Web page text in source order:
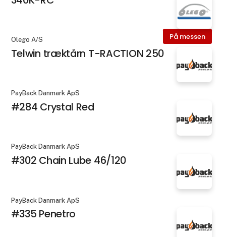
På messen
Olego A/S
Telwin træktårn T-RACTION 250
PayBack Danmark ApS
#284 Crystal Red
PayBack Danmark ApS
#302 Chain Lube 46/120
PayBack Danmark ApS
#335 Penetro